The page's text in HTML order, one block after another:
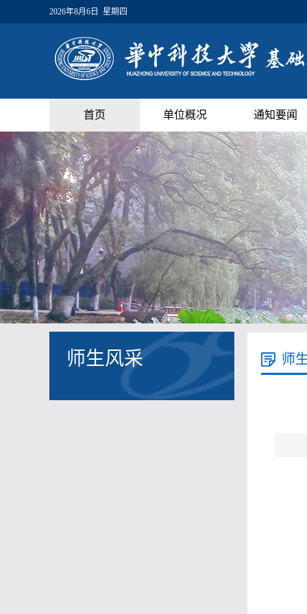
2026年8月6日 星期四
首页 单位概况 通知要闻
师生风采 师